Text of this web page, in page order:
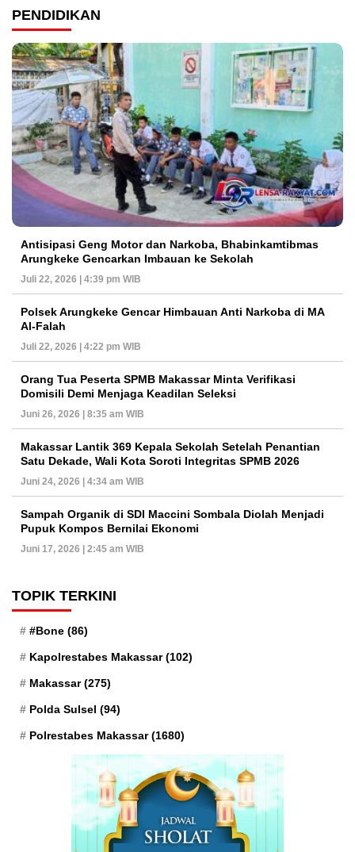
PENDIDIKAN
Antisipasi Geng Motor dan Narkoba, Bhabinkamtibmas
Arungkeke Gencarkan Imbauan ke Sekolah
Juli 22, 2026 | 4:39 pm WIB
Polsek Arungkeke Gencar Himbauan Anti Narkoba di MA
Al-Falah
Juli 22, 2026 | 4:22 pm WIB
Orang Tua Peserta SPMB Makassar Minta Verifikasi
Domisili Demi Menjaga Keadilan Seleksi
Juni 26, 2026 | 8:35 am WIB
Makassar Lantik 369 Kepala Sekolah Setelah Penantian
Satu Dekade, Wali Kota Soroti Integritas SPMB 2026
Juni 24, 2026 | 4:34 am WIB
Sampah Organik di SDI Maccini Sombala Diolah Menjadi
Pupuk Kompos Bernilai Ekonomi
Juni 17, 2026 | 2:45 am WIB
TOPIK TERKINI
#Bone (86)
Kapolrestabes Makassar(102)
Makassar(275)
Polda Sulsel (94)
Polrestabes Makassar(1680)